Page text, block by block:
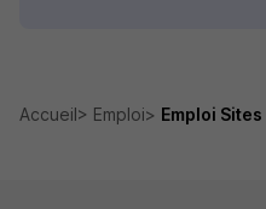
Accueil Emploi Emploi